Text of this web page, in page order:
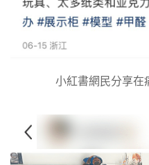
小紅書網民分享在